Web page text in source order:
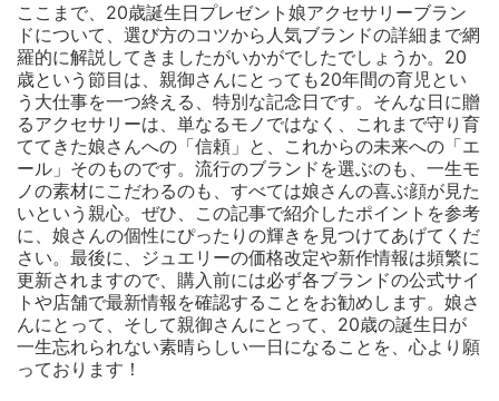
ここまで、20歳誕生日プレゼント娘アクセサリーブラン
ドについて、選び方のコツから人気ブランドの詳細まで網
羅的に解説してきましたがいかがでしたでしょうか。20
歳という節目は、親御さんにとっても20年間の育児とい
う大仕事を一つ終える、特別な記念日です。そんな日に贈
るアクセサリーは、単なるモノではなく、これまで守り育
ててきた娘さんへの「信頼」と、これからの未来への「エ
ール」そのものです。流行のブランドを選ぶのも、一生モ
ノの素材にこだわるのも、すべては娘さんの喜ぶ顔が見た
いという親心。ぜひ、この記事で紹介したポイントを参考
に、娘さんの個性にぴったりの輝きを見つけてあげてくだ
さい。最後に、ジュエリーの価格改定や新作情報は頻繁に
更新されますので、購入前には必ず各ブランドの公式サイ
トや店舗で最新情報を確認することをお勧めします。娘さ
んにとって、そして親御さんにとって、20歳の誕生日が
一生忘れられない素晴らしい一日になることを、心より願
っております！